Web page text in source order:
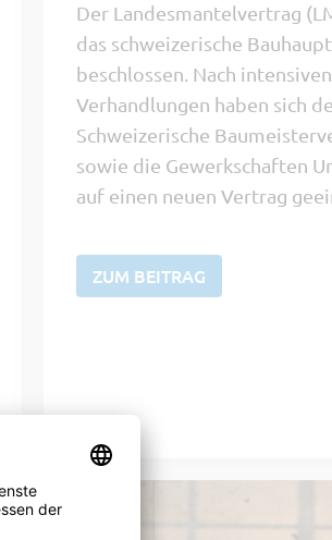
Der Landesmantelvertrag
das schweizerische
beschlossen. Nach intensiven
Verhandlungen haben sich
Schweizerische
sowie die Gewerkschaften
auf einen neuen Vertrag
ZUM BEITRAG